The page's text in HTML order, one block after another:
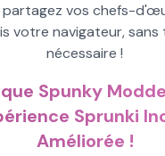
vos chefs-
votre navigateur, sans
nécessaire !
Spunky
Sprunki
Améliorée !